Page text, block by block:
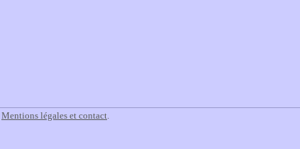
Mentions légales et contact.